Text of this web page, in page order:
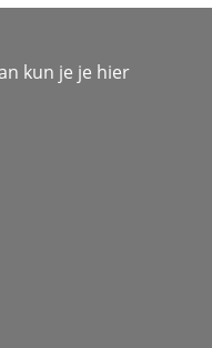
kun je je hier